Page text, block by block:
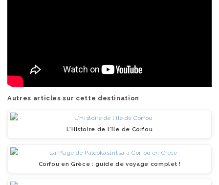
Autres articles sur cette destination
L'Histoire de l'île de Corfou
Corfou en Grèce : guide de voyage complet !